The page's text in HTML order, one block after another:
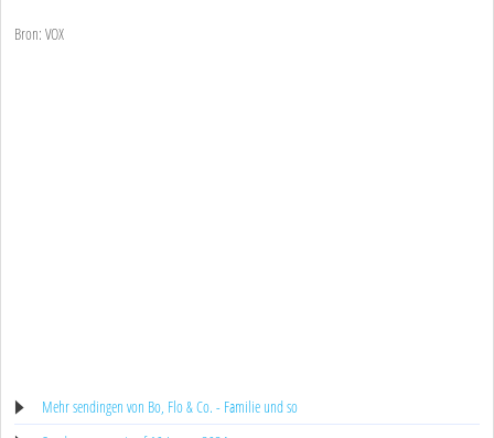
Bron: VOX
Mehr sendingen von Bo, Flo & Co. - Familie und so